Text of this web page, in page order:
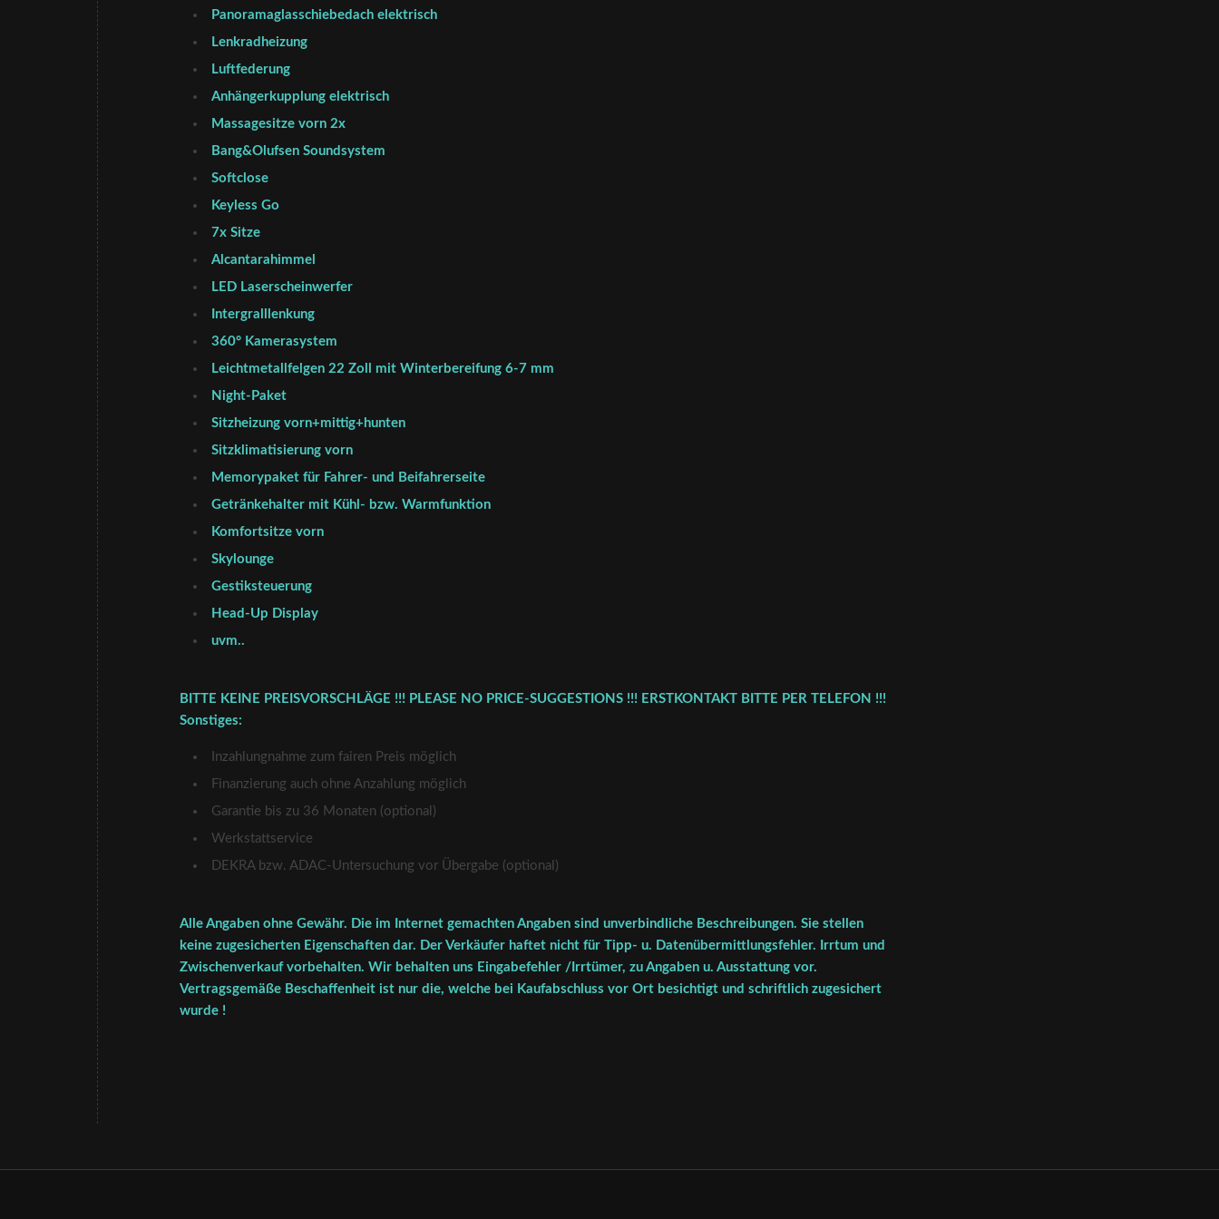
Panoramaglasschiebedach elektrisch
Lenkradheizung
Luftfederung
Anhängerkupplung elektrisch
Massagesitze vorn 2x
Bang&Olufsen Soundsystem
Softclose
Keyless Go
7x Sitze
Alcantarahimmel
LED Laserscheinwerfer
Intergralllenkung
360° Kamerasystem
Leichtmetallfelgen 22 Zoll mit Winterbereifung 6-7 mm
Night-Paket
Sitzheizung vorn+mittig+hunten
Sitzklimatisierung vorn
Memorypaket für Fahrer- und Beifahrerseite
Getränkehalter mit Kühl- bzw. Warmfunktion
Komfortsitze vorn
Skylounge
Gestiksteuerung
Head-Up Display
uvm..
BITTE KEINE PREISVORSCHLÄGE !!! PLEASE NO PRICE-SUGGESTIONS !!! ERSTKONTAKT BITTE PER TELEFON !!!
Sonstiges:
Inzahlungnahme zum fairen Preis möglich
Finanzierung auch ohne Anzahlung möglich
Garantie bis zu 36 Monaten (optional)
Werkstattservice
DEKRA bzw. ADAC-Untersuchung vor Übergabe (optional)
Alle Angaben ohne Gewähr. Die im Internet gemachten Angaben sind unverbindliche Beschreibungen. Sie stellen
keine zugesicherten Eigenschaften dar. Der Verkäufer haftet nicht für Tipp- u. Datenübermittlungsfehler. Irrtum und
Zwischenverkauf vorbehalten. Wir behalten uns Eingabefehler /Irrtümer, zu Angaben u. Ausstattung vor.
Vertragsgemäße Beschaffenheit ist nur die, welche bei Kaufabschluss vor Ort besichtigt und schriftlich zugesichert
wurde !